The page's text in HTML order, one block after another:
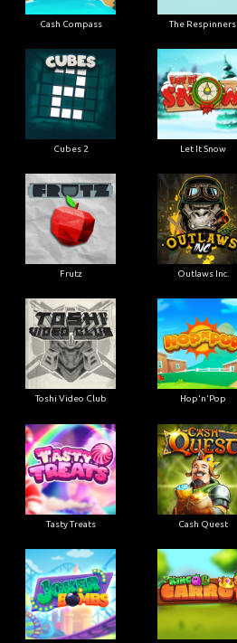
Cash Compass The Respinners
Cubes 2 Let It Snow
Frutz Outlaws Inc.
Toshi Video Club Hop'n'Pop
Tasty Treats Cash Quest